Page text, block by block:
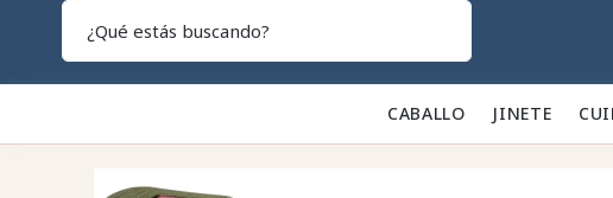
CABALLO 🐎 JINETE 👕